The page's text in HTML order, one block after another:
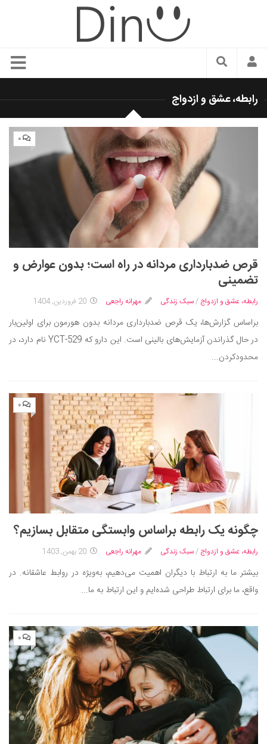
سبک زندگی
زیبایی و آرایش
شیک پوشی
دکوراسیون و چیدمان
رستوران گردی
آشپزی
سفر و گردشگری
ایران گردی
موفقیت و مهارت‌های فردی
سلامت
بهداشت
کودک و مادر
ورزش و تندرستی
روانشناسی
مراکز پزشکی و دارویی
فرهنگ و هنر
سینما و تئاتر
تلویزیون
موسیقی
چهره‌ها
کتاب و کتاب‌خوانی
معماری
علمی
فناوری‌ها
نجوم و هوا فضا
رابطه، عشق و ازدواج
۰
قرص ضدبارداری مردانه در راه است؛ بدون عوارض و
تضمینی
رابطه، عشق و ازدواج /سبک زندگی مهرانه راجعی 20 فروردین, 1404
براساس گزارش‌ها، یک قرص ضدبارداری مردانه بدون هورمون برای اولین‌بار
در حال گذراندن آزمایش‌های بالینی است. این دارو که YCT-529 نام دارد، در
محدودکردن...
۰
چگونه یک رابطه براساس وابستگی متقابل بسازیم؟
رابطه، عشق و ازدواج /سبک زندگی مهرانه راجعی 20 بهمن, 1403
بیشتر ما به ارتباط با دیگران اهمیت می‌دهیم، به‌ویژه در روابط عاشقانه. در
واقع، ما برای ارتباط طراحی شده‌ایم و این ارتباط به ما...
۰